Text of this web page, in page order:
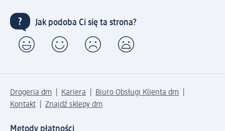
Jak podoba Ci się ta strona?
Drogeria dm Kariera
Biuro Obsługi Klienta dm
Kontakt
Znajdź sklepy dm
Metody płatności